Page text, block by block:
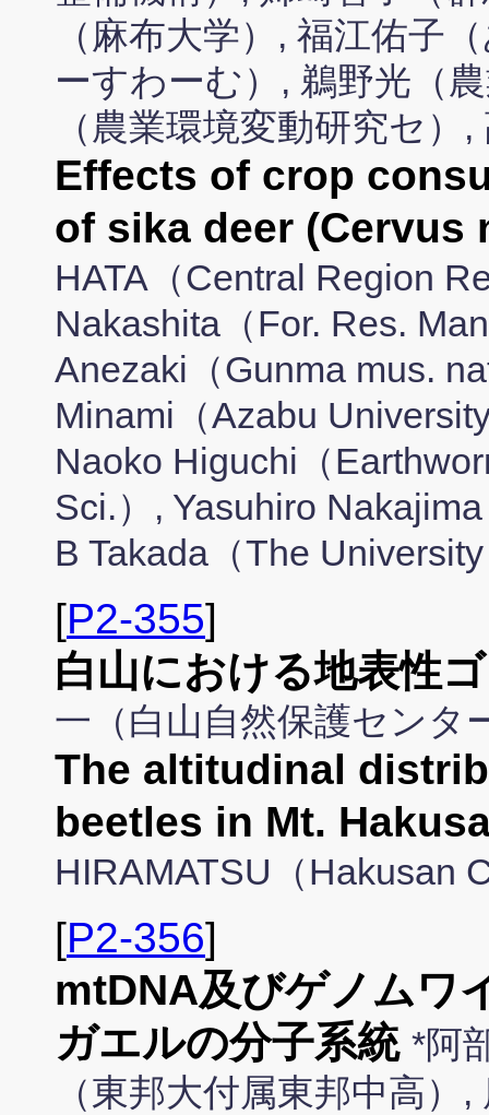
（麻布大学）, 福江佑子
ーすわーむ）, 鵜野光（
（農業環境変動研究セ
Effects of crop
of sika deer (Cervus
HATA（Central Region
Nakashita（For. Res.
Anezaki（Gunma mus.
Minami（Azabu
Naoko Higuchi（
Sci.）, Yasuhiro
B Takada（The
[P2-355]
白山における地表性
一（白山自然保護センタ
The altitudinal
beetles in Mt.
HIRAMATSU（Hakusan
[P2-356]
mtDNA及びゲノムワ
ガエルの分子系統 *阿
（東邦大付属東邦中高